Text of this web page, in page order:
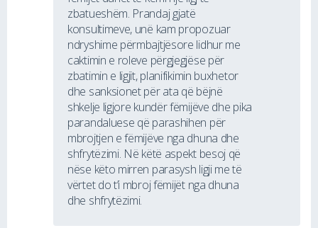
zbatueshëm. Prandaj gjatë
konsultimeve, unë kam propozuar
ndryshime përmbajtjësore lidhur me
caktimin e roleve përgjegjëse për
zbatimin e ligjit, planifikimin buxhetor
dhe sanksionet për ata që bëjnë
shkelje ligjore kundër fëmijëve dhe pika
parandaluese që parashihen për
mbrojtjen e fëmijëve nga dhuna dhe
shfrytëzimi. Në këtë aspekt besoj që
nëse këto mirren parasysh ligji me të
vërtet do t’i mbroj fëmijët nga dhuna
dhe shfrytëzimi.